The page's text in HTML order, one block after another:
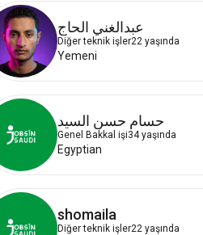
عبدالغني الحاج
Diğer teknik işler22 yaşında
Yemeni
حسام حسن السيد
Genel Bakkal işi34 yaşında
Egyptian
shomaila
Diğer teknik işler22 yaşında